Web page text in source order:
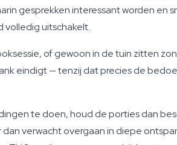
gesprekken interessant worden en
volledig uitschakelt.
of gewoon in de tuin zitten
eindigt — tenzij dat precies de
te doen, houd de porties dan
verwacht overgaan in diepe